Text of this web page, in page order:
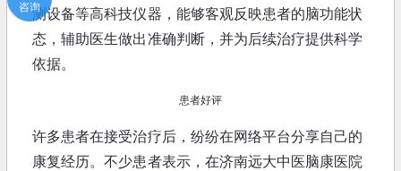
测设备等高科技仪器，能够客观反映患者的脑功能状
态，辅助医生做出准确判断，并为后续治疗提供科学
依据。
患者好评
许多患者在接受治疗后，纷纷在网络平台分享自己的
康复经历。不少患者表示，在济南远大中医脑康医院
咨询